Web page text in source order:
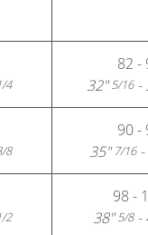
4
82 -
32"5/16-
8
90 -
35"7/16-
2
98 -
38"5/8-